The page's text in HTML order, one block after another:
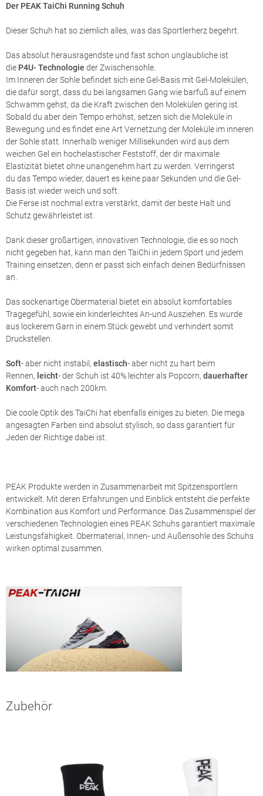
Der PEAK TaiChi Running Schuh
Dieser Schuh hat so ziemlich alles, was das Sportlerherz begehrt.
Das absolut herausragendste und fast schon unglaubliche ist
die P4U- Technologie der Zwischensohle.
Im Inneren der Sohle befindet sich eine Gel-Basis mit Gel-Molekülen,
die dafür sorgt, dass du bei langsamen Gang wie barfuß auf einem
Schwamm gehst, da die Kraft zwischen den Molekülen gering ist.
Sobald du aber dein Tempo erhöhst, setzen sich die Moleküle in
Bewegung und es findet eine Art Vernetzung der Moleküle im inneren
der Sohle statt. Innerhalb weniger Millisekunden wird aus dem
weichen Gel ein hochelastischer Feststoff, der dir maximale
Elastizität bietet ohne unangenehm hart zu werden. Verringerst
du das Tempo wieder, dauert es keine paar Sekunden und die Gel-
Basis ist wieder weich und soft.
Die Ferse ist nochmal extra verstärkt, damit der beste Halt und
Schutz gewährleistet ist.
Dank dieser großartigen, innovativen Technologie, die es so noch
nicht gegeben hat, kann man den TaiChi in jedem Sport und jedem
Training einsetzen, denn er passt sich einfach deinen Bedürfnissen
an.
Das sockenartige Obermaterial bietet ein absolut komfortables
Tragegefühl, sowie ein kinderleichtes An-und Ausziehen. Es wurde
aus lockerem Garn in einem Stück gewebt und verhindert somit
Druckstellen.
Soft- aber nicht instabil, elastisch- aber nicht zu hart beim
Rennen, leicht- der Schuh ist 40% leichter als Popcorn, dauerhafter
Komfort- auch nach 200km.
Die coole Optik des TaiChi hat ebenfalls einiges zu bieten. Die mega
angesagten Farben sind absolut stylisch, so dass garantiert für
Jeden der Richtige dabei ist.
PEAK Produkte werden in Zusammenarbeit mit Spitzensportlern
entwickelt. Mit deren Erfahrungen und Einblick entsteht die perfekte
Kombination aus Komfort und Performance. Das Zusammenspiel der
verschiedenen Technologien eines PEAK Schuhs garantiert maximale
Leistungsfähigkeit. Obermaterial, Innen- und Außensohle des Schuhs
wirken optimal zusammen.
Zubehör